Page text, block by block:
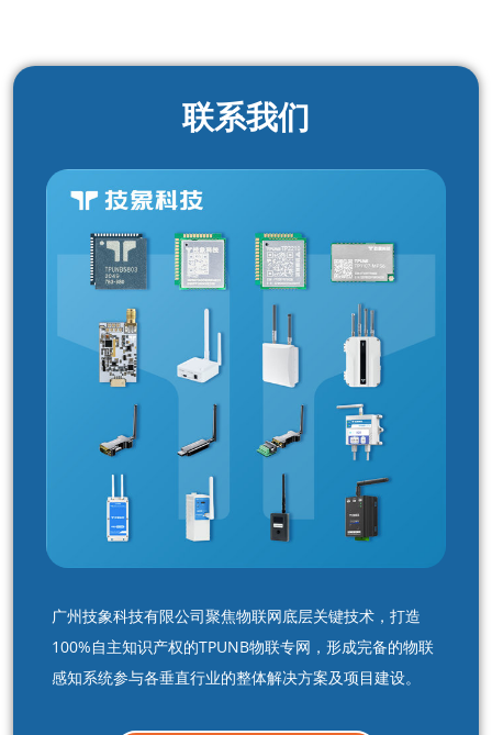
联系我们
广州技象科技有限公司聚焦物联网底层关键技术，打造
100%自主知识产权的TPUNB物联专网，形成完备的物联
感知系统参与各垂直行业的整体解决方案及项目建设。